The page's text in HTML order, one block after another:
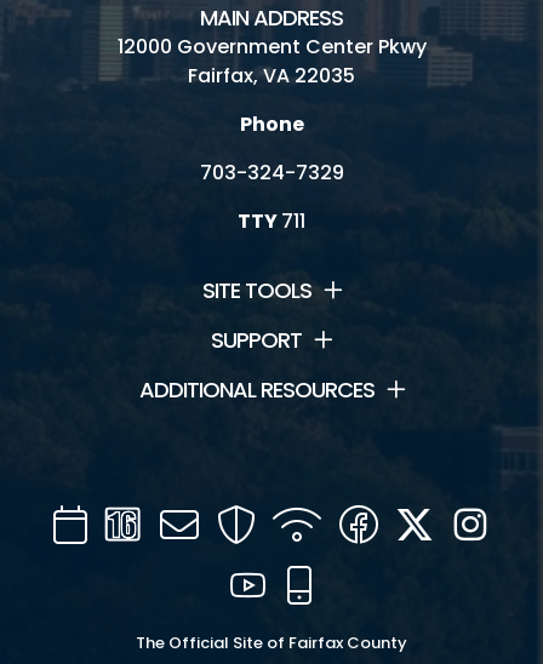
MAIN ADDRESS
12000 Government Center Pkwy
Fairfax, VA 22035
Phone
703-324-7329
TTY711
SITE TOOLS
SUPPORT
ADDITIONAL RESOURCES
CalendarChannel
16
Mail SecurityWIFI Facebook
Twitter
YouTube
The Official Site of Fairfax County